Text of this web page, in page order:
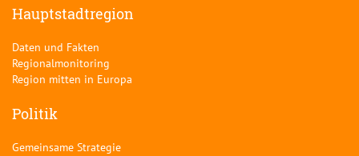
Hauptstadtregion
Daten und Fakten
Regionalmonitoring
Region mitten in Europa
Politik
Gemeinsame Strategie